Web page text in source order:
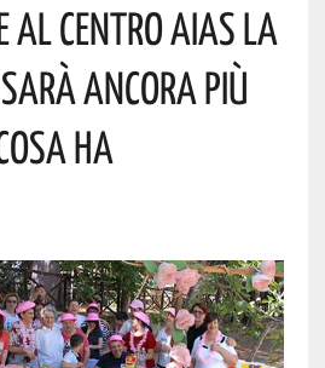
AL CENTRO AIAS LA
ANCORA PIÙ
HA